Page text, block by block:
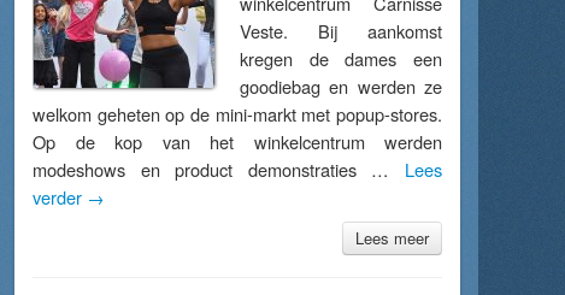
Veste. Bij aankomst
kregen de dames een
goodiebag en werden ze
welkom geheten op de mini-markt met popup-stores.
Op de kop van het winkelcentrum werden
modeshows en product demonstraties … Lees
verder →
Lees meer